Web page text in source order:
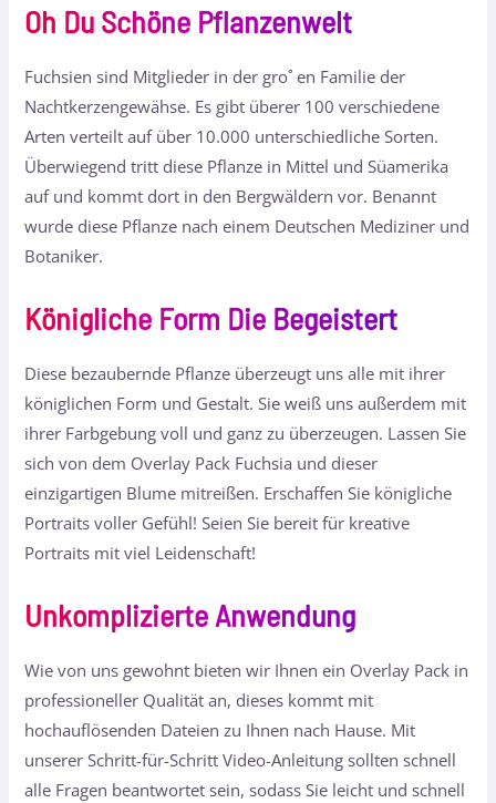
Oh Du Schöne Pflanzenwelt
Fuchsien sind Mitglieder in der groﾟen Familie der
Nachtkerzengewähse. Es gibt überer 100 verschiedene
Arten verteilt auf über 10.000 unterschiedliche Sorten.
Überwiegend tritt diese Pflanze in Mittel und Süamerika
auf und kommt dort in den Bergwäldern vor. Benannt
wurde diese Pflanze nach einem Deutschen Mediziner und
Botaniker.
Königliche Form Die Begeistert
Diese bezaubernde Pflanze überzeugt uns alle mit ihrer
königlichen Form und Gestalt. Sie weiß uns außerdem mit
ihrer Farbgebung voll und ganz zu überzeugen. Lassen Sie
sich von dem Overlay Pack Fuchsia und dieser
einzigartigen Blume mitreißen. Erschaffen Sie königliche
Portraits voller Gefühl! Seien Sie bereit für kreative
Portraits mit viel Leidenschaft!
Unkomplizierte Anwendung
Wie von uns gewohnt bieten wir Ihnen ein Overlay Pack in
professioneller Qualität an, dieses kommt mit
hochauflösenden Dateien zu Ihnen nach Hause. Mit
unserer Schritt-für-Schritt Video-Anleitung sollten schnell
alle Fragen beantwortet sein, sodass Sie leicht und schnell